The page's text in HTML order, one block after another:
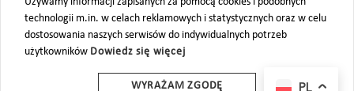
technologii m.in. w celach reklamowych i statystycznych oraz w celu
dostosowania naszych serwisów do indywidualnych potrzeb
użytkowników Dowiedz się więcej
WYRAŻAM ZGODĘ
MAPA STRONY
PL